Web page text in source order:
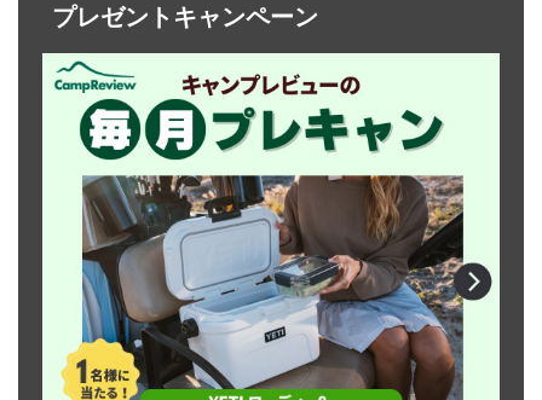
プレゼントキャンペーン